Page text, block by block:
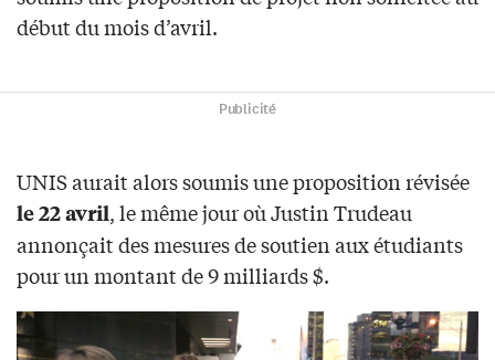
début du mois d’avril.
Publicité
UNIS aurait alors soumis une proposition révisée
le 22 avril, le même jour où Justin Trudeau
annonçait des mesures de soutien aux étudiants
pour un montant de 9 milliards $.